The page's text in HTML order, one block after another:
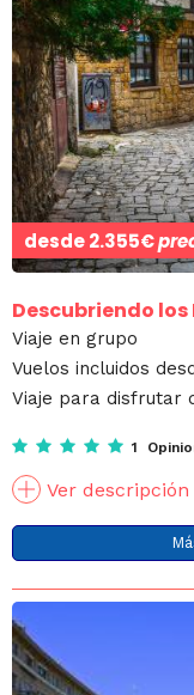
desde2.355€
Descubriendo
Viaje en grupo
Vuelos incluidos
Viaje para disfrutar
1
Ver descripción